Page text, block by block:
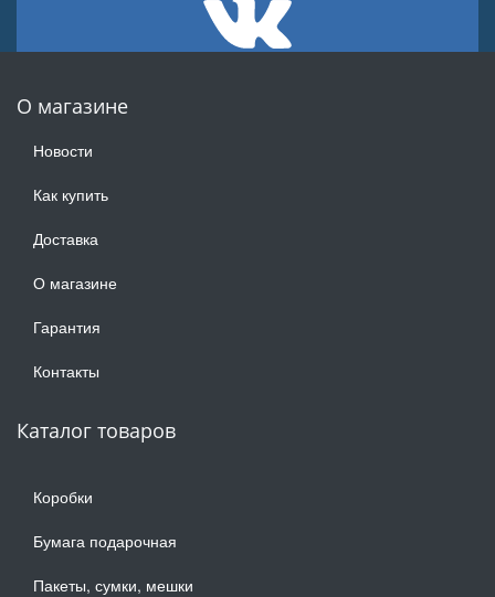
О магазине
Новости
Как купить
Доставка
О магазине
Гарантия
Контакты
Каталог товаров
Коробки
Бумага подарочная
Пакеты, сумки, мешки